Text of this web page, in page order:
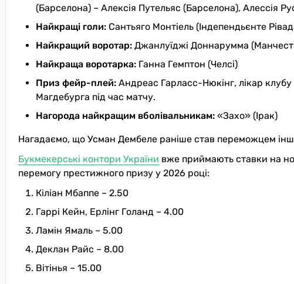
(Барселона) – Алексія Путельяс (Барселона), Алессія
Найкращі голи: Сантьяго Монтіель (Індепендьєнте
Найкращий воротар: Джанлуїджі Доннарумма
Найкраща воротарка: Ганна Гемптон (Челсі)
Приз фейр-плей: Андреас Гарласс-Нюкінг, лікар
Магдебурга під час матчу.
Нагорода найкращим вболівальникам: «Захо» (Ірак)
Нагадаємо, що Усман Дембеле раніше став переможцем
Букмекерські контори України вже приймають ставки на
перемогу престижного призу у 2026 році:
Кіліан Мбаппе – 2.50
Гаррі Кейн, Ерлінг Голанд – 4.00
Ламін Ямаль – 5.00
Деклан Райс – 8.00
Вітінья – 15.00